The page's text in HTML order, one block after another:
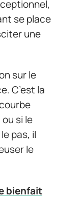
se place
une
sur le
C’est la
si le
pas, il
le
bienfait